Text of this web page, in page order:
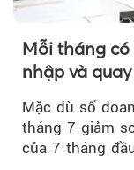
Mỗi tháng
nhập và
Mặc dù số
tháng 7 giảm
của 7 tháng